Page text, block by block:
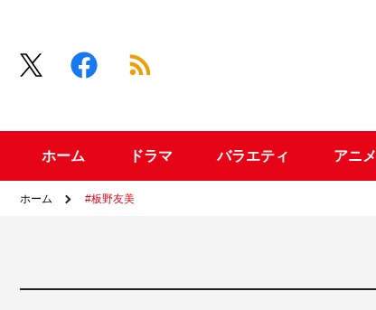
ホーム ドラマ バラエティ アニメ
ホーム #板野友美